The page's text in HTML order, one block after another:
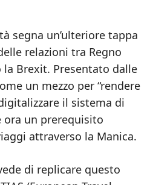
segna un’ulteriore tappa
relazioni tra Regno
Brexit. Presentato dalle
un mezzo per “rendere
il sistema di
ora un prerequisito
attraverso la Manica.
di replicare questo